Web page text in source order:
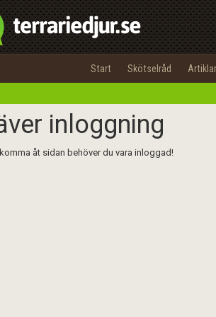
Start Skötselråd Artiklar
inloggning
åt sidan behöver du vara inloggad!